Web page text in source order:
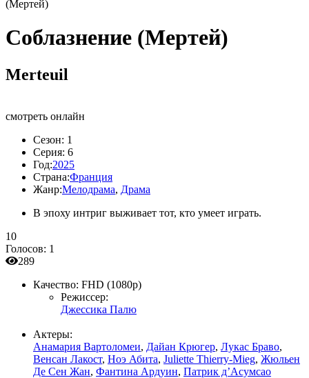
(Мертей)
Соблазнение (Мертей)
Merteuil
смотреть онлайн
Сезон: 1
Серия: 6
Год:2025
Страна:Франция
Жанр:Мелодрама, Драма
В эпоху интриг выживает тот, кто умеет играть.
10
Голосов: 1
289
Качество: FHD (1080p)
Режиссер:
Джессика Палю
Актеры:
Анамария Вартоломеи, Дайан Крюгер, Лукас Браво,
Венсан Лакост, Ноэ Абита, Juliette Thierry-Mieg, Жюльен
Де Сен Жан, Фантина Ардуин, Патрик д’Асумсао